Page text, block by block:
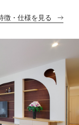
徴・仕様を見る